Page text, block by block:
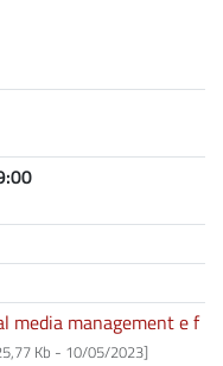
media management e f
Kb - 10/05/2023]